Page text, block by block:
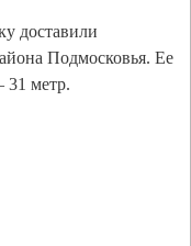
доставили
Подмосковья. Ее
31 метр.